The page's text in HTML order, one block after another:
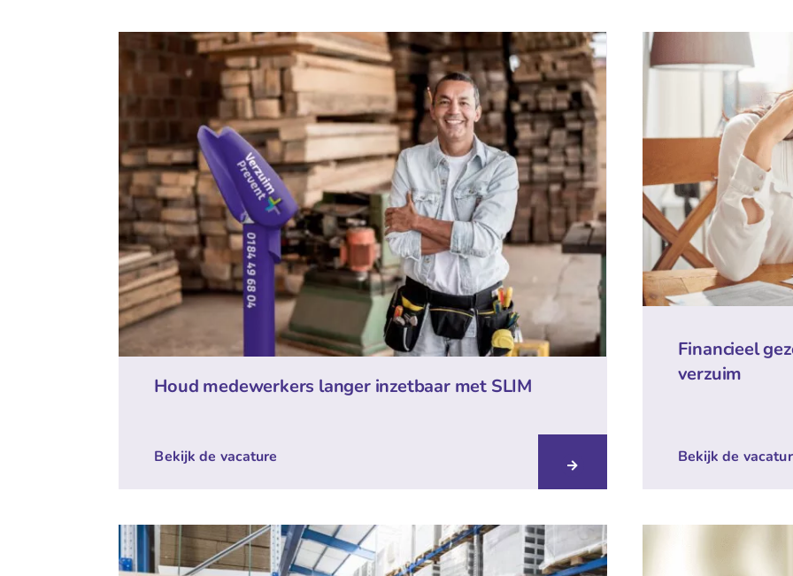
Houd medewerkers langer inzetbaar met SLIM
Bekijk de vacature
Financieel
verzuim
Bekijk de